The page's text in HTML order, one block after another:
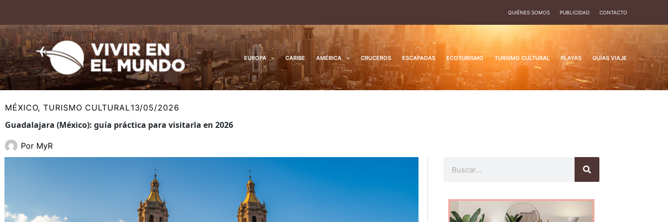
contenido
QUIÉNES SOMOS PUBLICIDAD CONTACTO
EUROPA CARIBE AMÉRICA CRUCEROS ESCAPADAS ECOTURISMO TURISMO CULTURAL PLAYAS GUÍAS VIAJE
MÉXICO,TURISMO CULTURAL13/05/2026
Guadalajara (México): guía práctica para visitarla en 2026
Por MyR